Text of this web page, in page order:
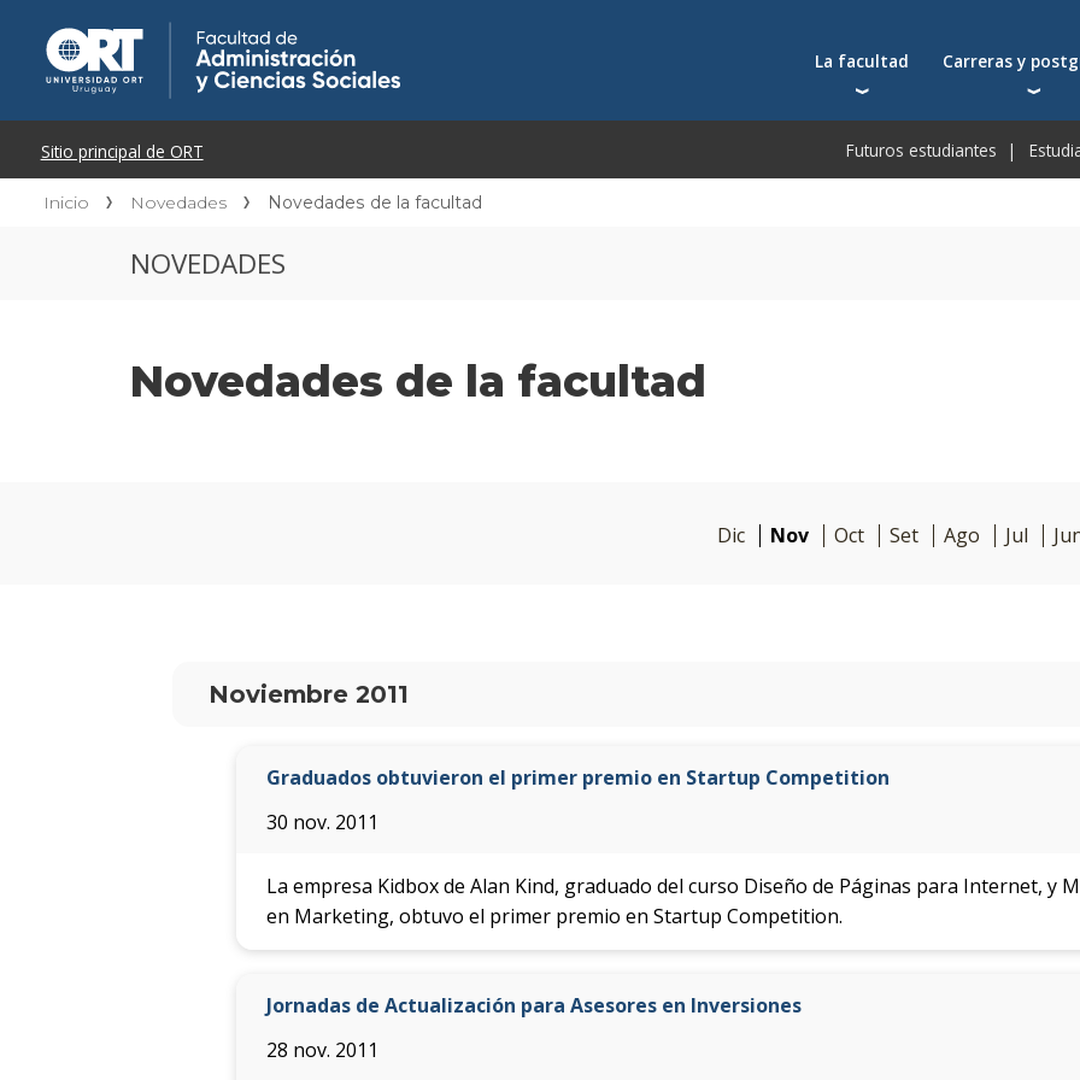
La facultad
Autoridades
Carreras y
Carreras
Postgrados
Futuros estudiantes
Inicio Novedades Novedades de la facultad
NOVEDADES
Novedades de la facultad
Dic Nov Oct Set Ago Jul
Noviembre 2011
Graduados obtuvieron el primer premio en Startup Competition
30 nov. 2011
La empresa Kidbox de Alan Kind, graduado del curso Diseño de Páginas para Internet, y
en Marketing, obtuvo el primer premio en Startup Competition.
Jornadas de Actualización para Asesores en Inversiones
28 nov. 2011